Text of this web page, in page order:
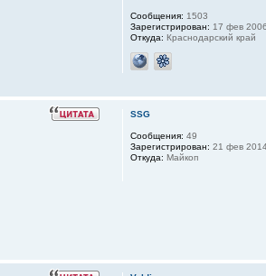
Сообщения: 1503
Зарегистрирован: 17 фев
Откуда: Краснодарский край
SSG
Сообщения: 49
Зарегистрирован: 21 фев
Откуда: Майкоп